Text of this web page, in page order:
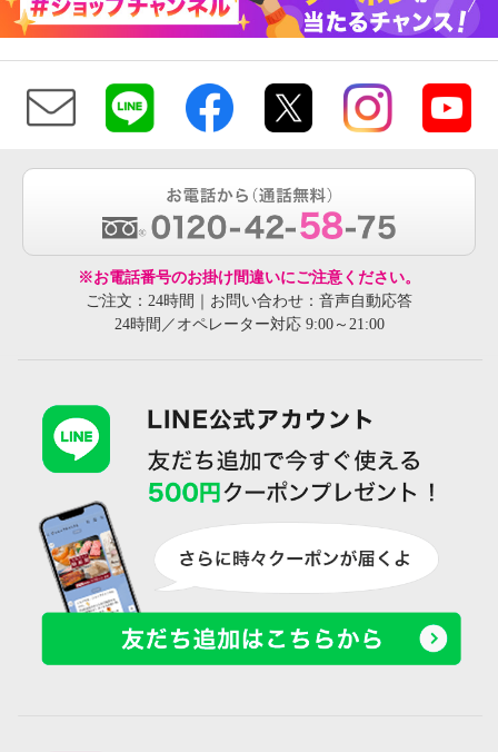
※お電話番号のお掛け間違いにご注意ください。
ご注文：24時間｜お問い合わせ：音声自動応答
24時間／オペレーター対応 9:00～21:00